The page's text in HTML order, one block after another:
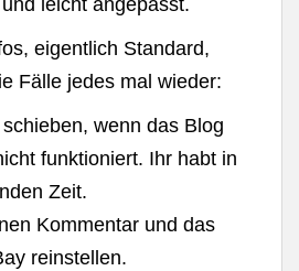
leicht angepasst.
eigentlich Standard,
Fälle jedes mal wieder:
wenn das Blog
funktioniert. Ihr habt in
Zeit.
Kommentar und das
reinstellen.